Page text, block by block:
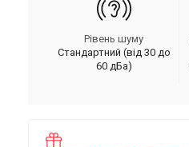
Рівень шуму
Стандартний (від 30 до
60 дБа)